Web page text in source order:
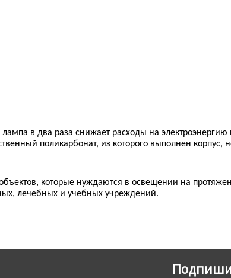
лампа в два раза снижает расходы на
поликарбонат, из которого выполнен корпус,
которые нуждаются в освещении на
лечебных и учебных учреждений.